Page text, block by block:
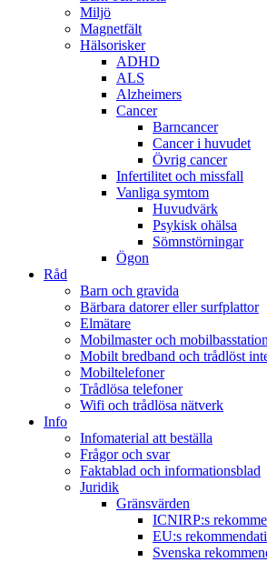
Miljö
Magnetfält
Hälsorisker
ADHD
ALS
Alzheimers
Cancer
Barncancer
Cancer i huvudet
Övrig cancer
Infertilitet och missfall
Vanliga symtom
Huvudvärk
Psykisk ohälsa
Sömnstörningar
Ögon
Råd
Barn och gravida
Bärbara datorer eller surfplattor
Elmätare
Mobilmaster och
Mobilt bredband och trådlöst
Mobiltelefoner
Trådlösa telefoner
Wifi och trådlösa nätverk
Info
Infomaterial att beställa
Frågor och svar
Faktablad och informationsblad
Juridik
Gränsvärden
ICNIRP:s
EU:s
Svenska